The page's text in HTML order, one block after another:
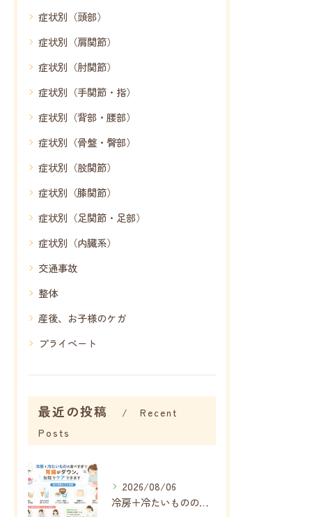
症状別（頭部）
症状別（肩関節）
症状別（肘関節）
症状別（手関節・指）
症状別（背部・腰部）
症状別（骨盤・臀部）
症状別（股関節）
症状別（膝関節）
症状別（足関節・足部）
症状別（内臓系）
交通事故
整体
産後、お子様のケガ
プライベート
最近の投稿
Recent
Posts
2026/08/06
冷房＋冷たいものの食べすぎで内臓がボロボロに…夏に増える胃腸の不調